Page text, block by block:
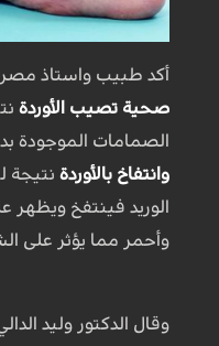
أكد طبيب واستاذ
صحية تصيب الأوردة
الصمامات الموجودة
وانتفاخ بالأوردةنتيجة
الوريد فينتفخ ويظهر
وأحمر مما يؤثر على
وقال الدكتور وليد